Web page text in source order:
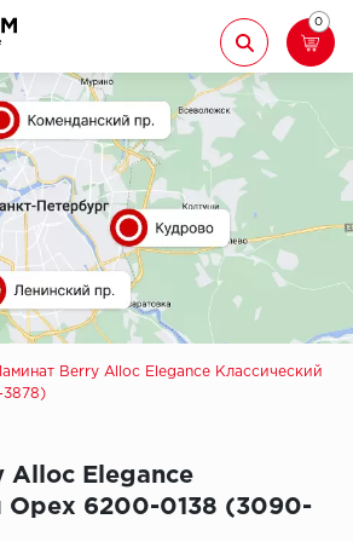
Назад
Aberhof
Adelar
Alfa
AllureFloor
Alpine floor
Arbiton
0
Berry Alloc Elegance Классический
Alloc Elegance
Орех 6200-0138 (3090-